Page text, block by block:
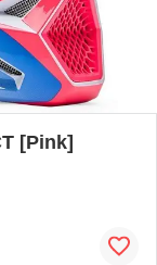
[Pink]